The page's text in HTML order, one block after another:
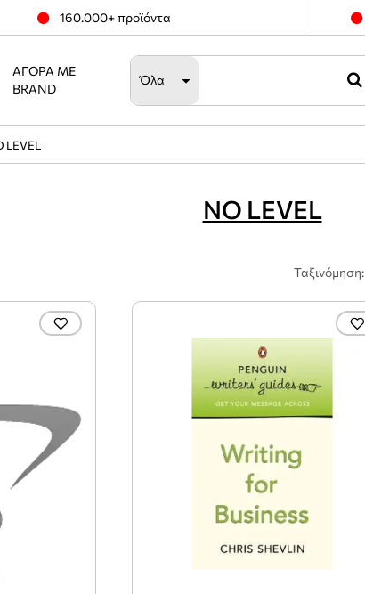
160.000+ προϊόντα
ΑΓΟΡΆ ΜΕ
BRAND
Όλα
LEVEL
NO LEVEL
Ταξινόμηση: